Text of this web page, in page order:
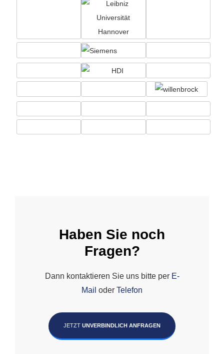
Haben Sie noch
Fragen?
Dann kontaktieren Sie uns bitte per E-
Mail oder Telefon
JETZT UNVERBINDLICH ANFRAGEN